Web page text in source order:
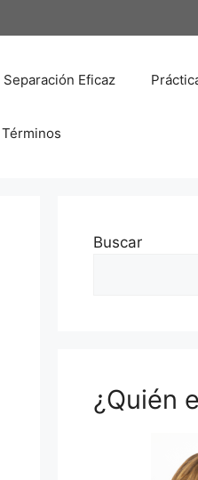
Separación Eficaz
Términos
Buscar
¿Quién